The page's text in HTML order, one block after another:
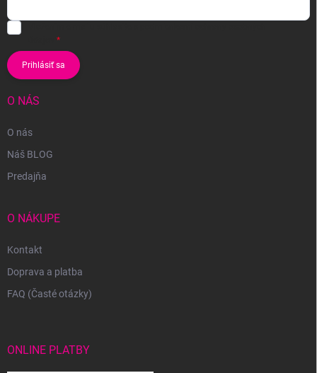
Prihlásiť sa
O NÁS
O nás
Náš BLOG
Predajňa
O NÁKUPE
Kontakt
Doprava a platba
FAQ (Časté otázky)
ONLINE PLATBY